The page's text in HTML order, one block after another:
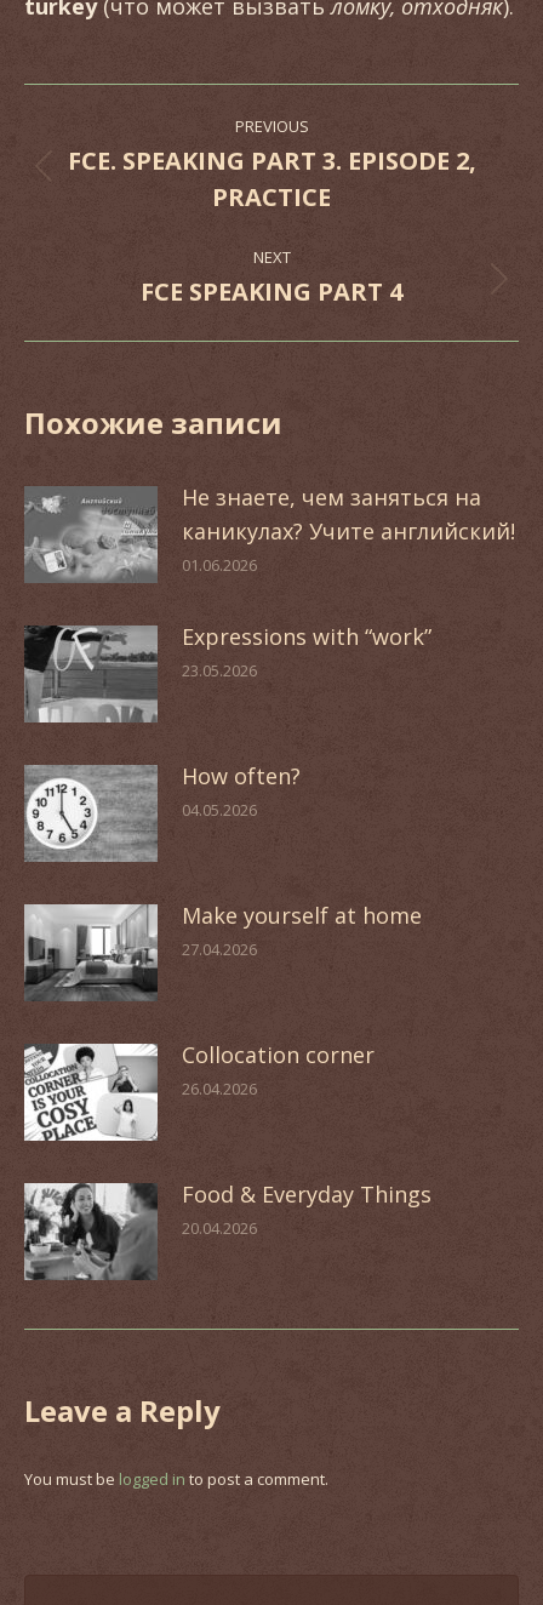
turkey(что может вызватьломку, отходняк).
navigation
PREVIOUS
post:
FCE. SPEAKING PART 3. EPISODE 2,
PRACTICE
NEXT
Next
FCE SPEAKING PART 4
Похожие записи
Не знаете, чем заняться на
каникулах? Учите английский!
01.06.2026
Expressions with “work”
23.05.2026
How often?
04.05.2026
Make yourself at home
27.04.2026
Collocation corner
26.04.2026
Food & Everyday Things
20.04.2026
Leave a Reply
You must be logged in to post a comment.